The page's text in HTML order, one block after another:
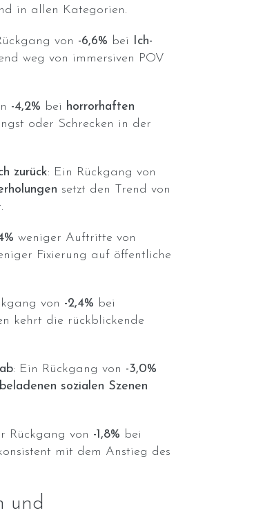
in allen Kategorien.
von -6,6% bei Ich-
weg von immersiven POV
-4,2% bei horrorhaften
oder Schrecken in der
zurück: Ein Rückgang von
setzt den Trend von
weniger Auftritte von
Fixierung auf öffentliche
von -2,4% bei
kehrt die rückblickende
: Ein Rückgang von -3,0%
sozialen Szenen
Rückgang von -1,8% bei
mit dem Anstieg des
und